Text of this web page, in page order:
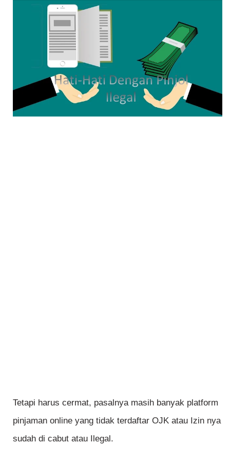
Tetapi harus cermat, pasalnya masih banyak platform
pinjaman online yang tidak terdaftar OJK atau Izin nya
sudah di cabut atau Ilegal.